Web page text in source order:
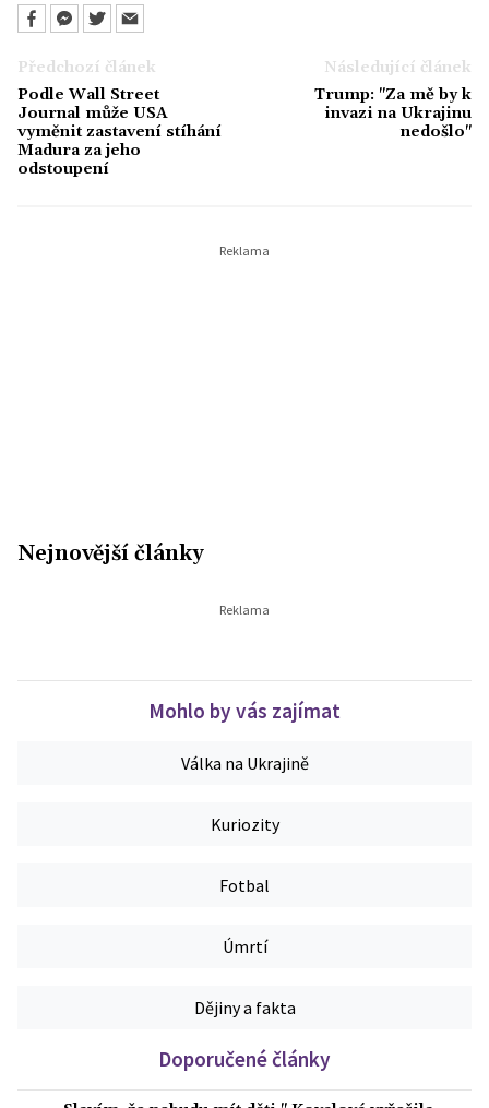
Předchozí článek
Podle Wall Street
Journal může USA
vyměnit zastavení stíhání
Madura za jeho
odstoupení
Následující článek
Trump: "Za mě by k
invazi na Ukrajinu
nedošlo"
Nejnovější články
Mohlo by vás zajímat
Válka na Ukrajině
Kuriozity
Fotbal
Úmrtí
Dějiny a fakta
Doporučené články